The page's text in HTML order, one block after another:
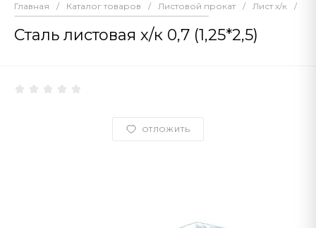
Главная / Каталог товаров / Листовой прокат / Лист х/к /
Сталь листовая х/к 0,7 (1,25*2,5)
ОТЛОЖИТЬ